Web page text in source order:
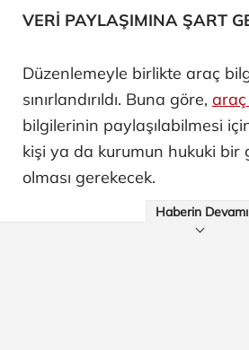
VERİ PAYLAŞIMINA ŞART
Düzenlemeyle birlikte araç
sınırlandırıldı. Buna göre, araç
bilgilerinin paylaşılabilmesi
kişi ya da kurumun hukuki bir
olması gerekecek.
Haberin Devamı